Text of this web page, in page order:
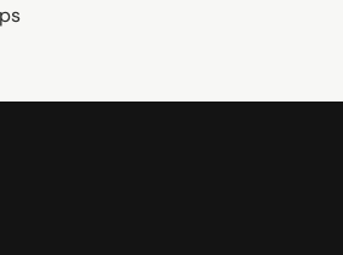
Zāģi, iPhone, Dyson, Mobilie